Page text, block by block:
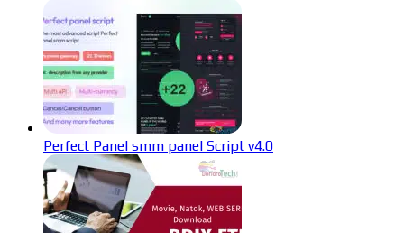
Perfect Panel smm panel Script v4.0